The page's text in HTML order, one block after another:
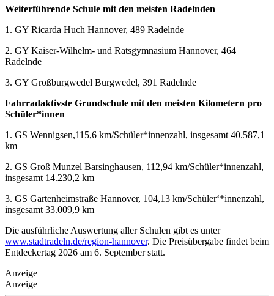
Weiterführende Schule mit den meisten Radelnden
1. GY Ricarda Huch Hannover, 489 Radelnde
2. GY Kaiser-Wilhelm- und Ratsgymnasium Hannover, 464
Radelnde
3. GY Großburgwedel Burgwedel, 391 Radelnde
Fahrradaktivste Grundschule mit den meisten Kilometern pro
Schüler*innen
1. GS Wennigsen,115,6 km/Schüler*innenzahl, insgesamt 40.587,1
km
2. GS Groß Munzel Barsinghausen, 112,94 km/Schüler*innenzahl,
insgesamt 14.230,2 km
3. GS Gartenheimstraße Hannover, 104,13 km/Schüler‘*innenzahl,
insgesamt 33.009,9 km
Die ausführliche Auswertung aller Schulen gibt es unter
www.stadtradeln.de/region-hannover. Die Preisübergabe findet beim
Entdeckertag 2026 am 6. September statt.
Anzeige
Anzeige